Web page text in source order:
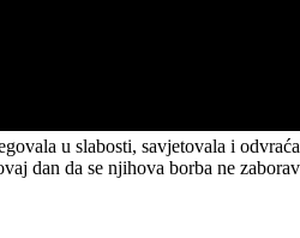
u slabosti, savjetovala i
dan da se njihova borba ne